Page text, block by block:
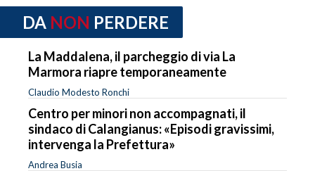
DA NON PERDERE
La Maddalena, il parcheggio di via La
Marmora riapre temporaneamente
Claudio Modesto Ronchi
Centro per minori non accompagnati, il
sindaco di Calangianus: «Episodi gravissimi,
intervenga la Prefettura»
Andrea Busia